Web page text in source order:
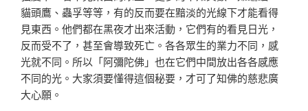
貓頭鷹、蟲孚等等，有的反而要在黯淡的光線下才能看得
見東西。他們都在黑夜才出來活動，它們有的看見日光，
反而受不了，甚至會導致死亡。各各眾生的業力不同，感
光就不同。所以「阿彌陀佛」也在它們中間放出各各感應
不同的光。大家須要懂得這個秘要，才可了知佛的慈悲廣
大心願。